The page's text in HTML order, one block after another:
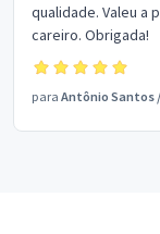
qualidade. Valeu a
careiro. Obrigada!
para Antônio Santos /